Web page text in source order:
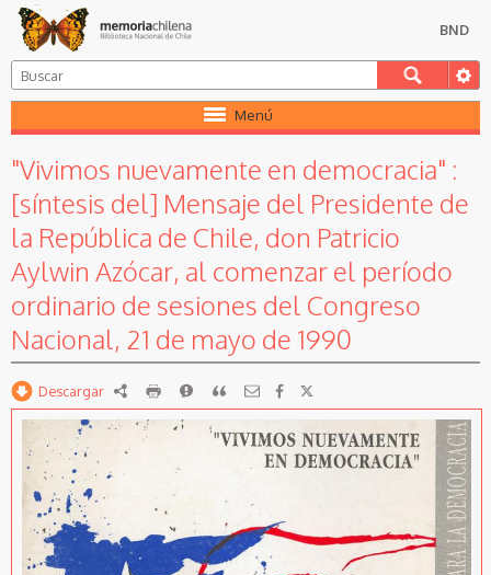
BND
Menú
"Vivimos nuevamente en democracia" :
[síntesis del] Mensaje del Presidente de
la República de Chile, don Patricio
Aylwin Azócar, al comenzar el período
ordinario de sesiones del Congreso
Nacional, 21 de mayo de 1990
Descargar RDF imprimirReportarCitar